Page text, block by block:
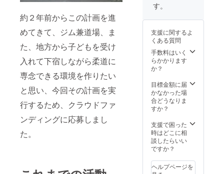
約２年前からこの計画を進
めてきて、ジム兼道場、ま
た、地方から子どもを受け
入れて下宿しながら柔道に
専念できる環境を作りたい
と思い、今回その計画を実
行するため、クラウドファ
ンディングに応募しまし
た。
な、カ
ナ、
ローマ
字で6文
字まで
お入れ
す。
お入れ
したい
お名前
欄に入
力して
くださ
い。
してく
い。 柔
道場に
お名前
プレー
ト掲載
時、必
ず備考
欄にご
希望の
をご記
入くだ
さい。
ジム利
無料(有
効期
す。
支援に関するよ
くある質問
手数料はいく
らかかります
か？
目標金額に届
かなかった場
合どうなりま
すか？
支援で困った
時はどこに相
談したらいい
ですか？
ヘルプページを